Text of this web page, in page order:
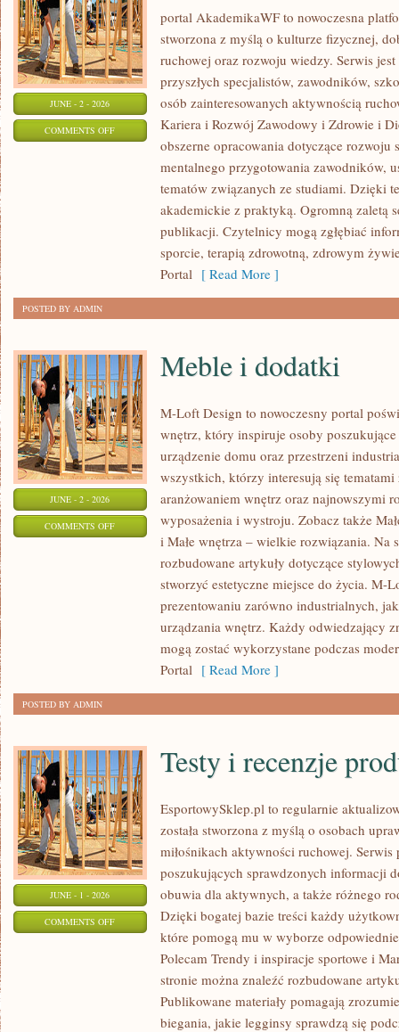
JUNE - 2 - 2026
COMMENTS OFFON
CIEKAWOSTKI
portal AkademikaWF to nowoczesna
stworzona z myślą o kulturze fizycznej,
ruchowej oraz rozwoju wiedzy. Serwis
przyszłych specjalistów, zawodników,
osób zainteresowanych aktywnością
Kariera i Rozwój Zawodowy i Zdrowie i
obszerne opracowania dotyczące rozwoju
mentalnego przygotowania zawodników,
tematów związanych ze studiami. Dzięki
akademickie z praktyką. Ogromną zaletą
publikacji. Czytelnicy mogą zgłębiać
sporcie, terapią zdrowotną, zdrowym
Portal [ Read More ]
POSTED BY ADMIN
JUNE - 2 - 2026
COMMENTS OFFON
Meble i dodatki
M-Loft Design to nowoczesny portal
wnętrz, który inspiruje osoby
urządzenie domu oraz przestrzeni
wszystkich, którzy interesują się
aranżowaniem wnętrz oraz najnowszymi
wyposażenia i wystroju. Zobacz także
i Małe wnętrza – wielkie rozwiązania. Na
rozbudowane artykuły dotyczące
stworzyć estetyczne miejsce do życia. M-
prezentowaniu zarówno industrialnych,
urządzania wnętrz. Każdy odwiedzający
mogą zostać wykorzystane podczas
Portal [ Read More ]
POSTED BY ADMIN
JUNE - 1 - 2026
COMMENTS OFFON
PRODUKTÓW
Testy i recenzje
EsportowySklep.pl to regularnie
została stworzona z myślą o osobach
miłośnikach aktywności ruchowej.
poszukujących sprawdzonych informacji
obuwia dla aktywnych, a także różnego
Dzięki bogatej bazie treści każdy
które pomogą mu w wyborze
Polecam Trendy i inspiracje sportowe i
stronie można znaleźć rozbudowane
Publikowane materiały pomagają
biegania, jakie legginsy sprawdzą się